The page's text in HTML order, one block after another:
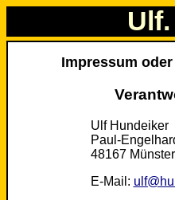
Impressum oder
Ulf Hundeiker
Paul-
48167 Münster
E-Mail: